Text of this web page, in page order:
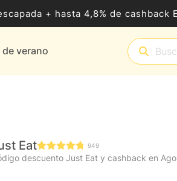
+ hasta 4,8% de cashback
de verano
Eat 949
descuento Just Eat y cashback en